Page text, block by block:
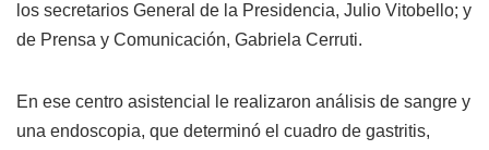
los secretarios General de la Presidencia, Julio Vitobello; y
de Prensa y Comunicación, Gabriela Cerruti.
En ese centro asistencial le realizaron análisis de sangre y
una endoscopia, que determinó el cuadro de gastritis,